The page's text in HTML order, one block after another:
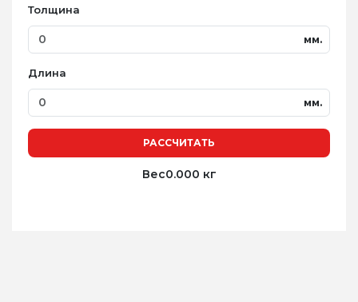
Толщина
мм.
Длина
мм.
РАССЧИТАТЬ
Вес0.000 кг